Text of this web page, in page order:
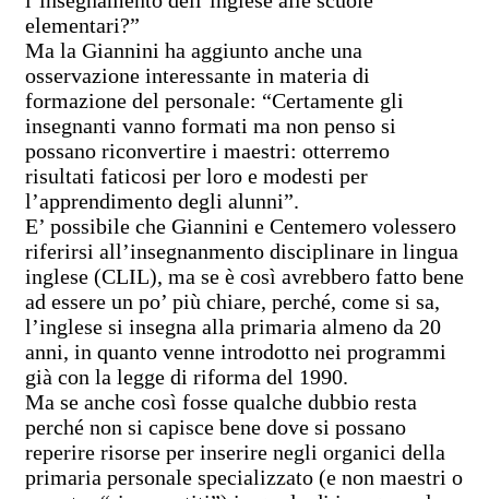
elementari?”
Ma la Giannini ha aggiunto anche una
osservazione interessante in materia di
formazione del personale: “Certamente gli
insegnanti vanno formati ma non penso si
possano riconvertire i maestri: otterremo
risultati faticosi per loro e modesti per
l’apprendimento degli alunni”.
E’ possibile che Giannini e Centemero volessero
riferirsi all’insegnanmento disciplinare in lingua
inglese (CLIL), ma se è così avrebbero fatto bene
ad essere un po’ più chiare, perché, come si sa,
l’inglese si insegna alla primaria almeno da 20
anni, in quanto venne introdotto nei programmi
già con la legge di riforma del 1990.
Ma se anche così fosse qualche dubbio resta
perché non si capisce bene dove si possano
reperire risorse per inserire negli organici della
primaria personale specializzato (e non maestri o